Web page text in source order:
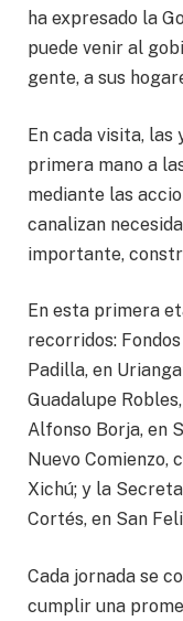
ha expresado la
puede venir al
gente, a sus
En cada visita, las
primera mano a
mediante las
canalizan
importante,
En esta primera
recorridos:
Padilla, en
Guadalupe
Alfonso Borja, en
Nuevo Comienzo,
Xichú; y la
Cortés, en San
Cada jornada se
cumplir una